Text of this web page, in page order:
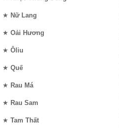
★ Nữ Lang
★ Oải Hương
★ Ôliu
★ Quế
★ Rau Má
★ Rau Sam
★ Tam Thất